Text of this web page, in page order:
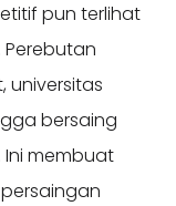
pun terlihat
universitas
bersaing
membuat